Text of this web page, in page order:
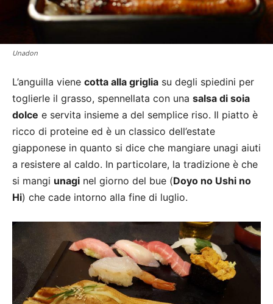
Unadon
L’anguilla viene cotta alla griglia su degli spiedini per
toglierle il grasso, spennellata con una salsa di soia
dolce e servita insieme a del semplice riso. Il piatto è
ricco di proteine ed è un classico dell’estate
giapponese in quanto si dice che mangiare unagi aiuti
a resistere al caldo. In particolare, la tradizione è che
si mangi unagi nel giorno del bue (Doyo no Ushi no
Hi) che cade intorno alla fine di luglio.